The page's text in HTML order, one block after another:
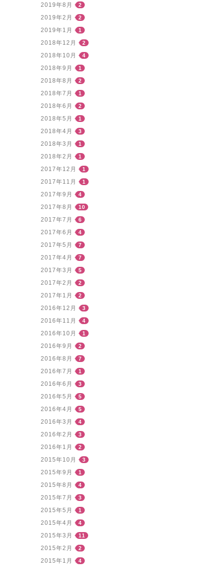
2019年8月 2
2019年2月 2
2019年1月 1
2018年12月 2
2018年10月 4
2018年9月 1
2018年8月 2
2018年7月 1
2018年6月 2
2018年5月 1
2018年4月 3
2018年3月 1
2018年2月 1
2017年12月 1
2017年11月 1
2017年9月 4
2017年8月 10
2017年7月 6
2017年6月 4
2017年5月 7
2017年4月 7
2017年3月 5
2017年2月 2
2017年1月 2
2016年12月 3
2016年11月 4
2016年10月 1
2016年9月 2
2016年8月 7
2016年7月 1
2016年6月 3
2016年5月 5
2016年4月 5
2016年3月 4
2016年2月 3
2016年1月 2
2015年10月 3
2015年9月 1
2015年8月 4
2015年7月 3
2015年5月 1
2015年4月 4
2015年3月 11
2015年2月 2
2015年1月 4